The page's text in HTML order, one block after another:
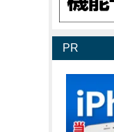
PR